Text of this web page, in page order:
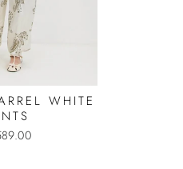
WHITE
₪